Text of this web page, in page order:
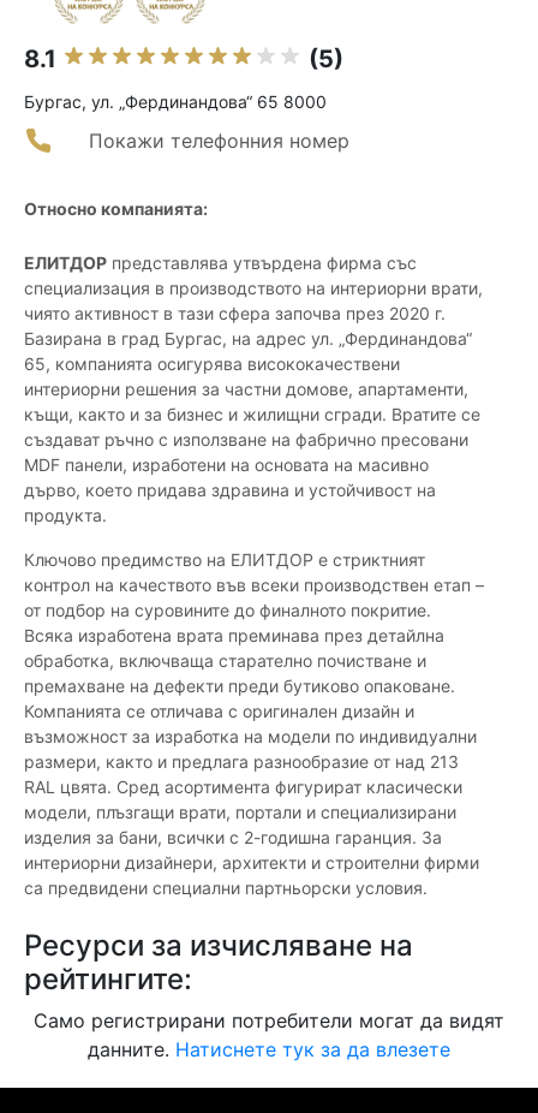
8.1 (5)
Бургас, ул. „Фердинандова“ 65 8000
Покажи телефонния номер
Относно компанията:
ЕЛИТДОР представлява утвърдена фирма със
специализация в производството на интериорни врати,
чиято активност в тази сфера започва през 2020 г.
Базирана в град Бургас, на адрес ул. „Фердинандова“
65, компанията осигурява висококачествени
интериорни решения за частни домове, апартаменти,
къщи, както и за бизнес и жилищни сгради. Вратите се
създават ръчно с използване на фабрично пресовани
MDF панели, изработени на основата на масивно
дърво, което придава здравина и устойчивост на
продукта.
Ключово предимство на ЕЛИТДОР е стриктният
контрол на качеството във всеки производствен етап –
от подбор на суровините до финалното покритие.
Всяка изработена врата преминава през детайлна
обработка, включваща старателно почистване и
премахване на дефекти преди бутиково опаковане.
Компанията се отличава с оригинален дизайн и
възможност за изработка на модели по индивидуални
размери, както и предлага разнообразие от над 213
RAL цвята. Сред асортимента фигурират класически
модели, плъзгащи врати, портали и специализирани
изделия за бани, всички с 2-годишна гаранция. За
интериорни дизайнери, архитекти и строителни фирми
са предвидени специални партньорски условия.
Ресурси за изчисляване на
рейтингите:
Само регистрирани потребители могат да видят
данните. Натиснете тук за да влезете